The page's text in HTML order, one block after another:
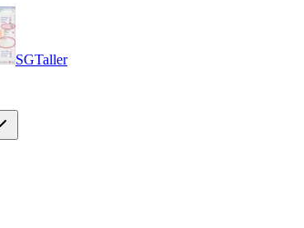
SGTaller